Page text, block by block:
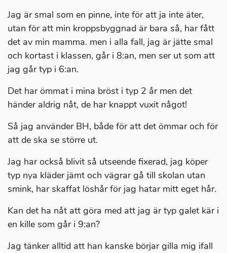
Jag är smal som en pinne, inte för att ja inte äter,
utan för att min kroppsbyggnad är bara så, har fått
det av min mamma. men i alla fall, jag är jätte smal
och kortast i klassen, går i 8:an, men ser ut som att
jag går typ i 6:an.
Det har ömmat i mina bröst i typ 2 år men det
händer aldrig nåt, de har knappt vuxit något!
Så jag använder BH, både för att det ömmar och för
att de ska se större ut.
Jag har också blivit så utseende fixerad, jag köper
typ nya kläder jämt och vägrar gå till skolan utan
smink, har skaffat löshår för jag hatar mitt eget hår.
Kan det ha nåt att göra med att jag är typ galet kär i
en kille som går i 9:an?
Jag tänker alltid att han kanske börjar gilla mig ifall